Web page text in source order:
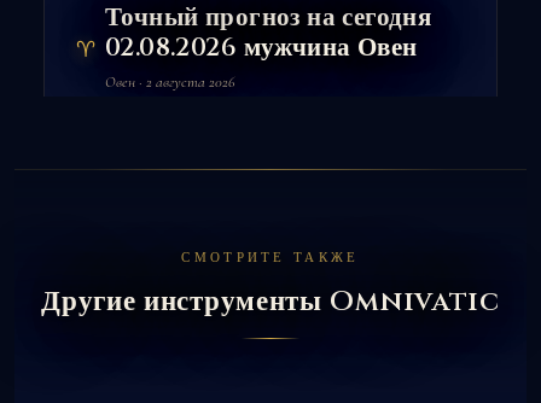
♈
Точный прогноз на сегодня
02.08.2026 мужчина Овен
Овен · 2 августа 2026
СМОТРИТЕ ТАКЖЕ
Другие инструменты Omnivatic